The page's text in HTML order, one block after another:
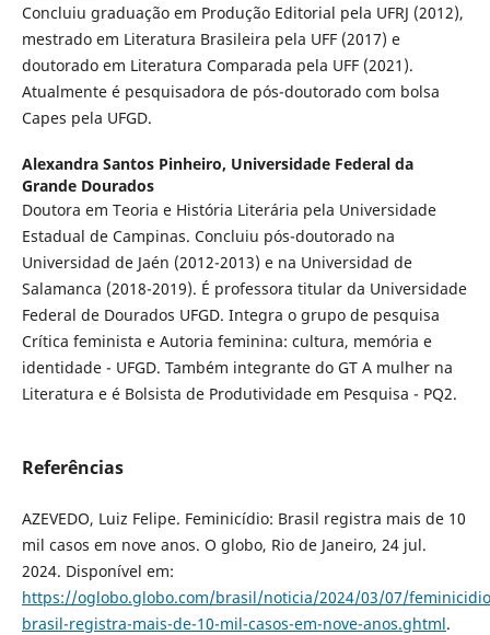
Concluiu graduação em Produção Editorial pela UFRJ (2012),
mestrado em Literatura Brasileira pela UFF (2017) e
doutorado em Literatura Comparada pela UFF (2021).
Atualmente é pesquisadora de pós-doutorado com bolsa
Capes pela UFGD.
Alexandra Santos Pinheiro, Universidade Federal da
Grande Dourados
Doutora em Teoria e História Literária pela Universidade
Estadual de Campinas. Concluiu pós-doutorado na
Universidad de Jaén (2012-2013) e na Universidad de
Salamanca (2018-2019). É professora titular da Universidade
Federal de Dourados UFGD. Integra o grupo de pesquisa
Crítica feminista e Autoria feminina: cultura, memória e
identidade - UFGD. Também integrante do GT A mulher na
Literatura e é Bolsista de Produtividade em Pesquisa - PQ2.
Referências
AZEVEDO, Luiz Felipe. Feminicídio: Brasil registra mais de 10
mil casos em nove anos. O globo, Rio de Janeiro, 24 jul.
2024. Disponível em:
https://oglobo.globo.com/brasil/noticia/2024/03/07/
brasil-registra-mais-de-10-mil-casos-em-nove-anos.ghtml.